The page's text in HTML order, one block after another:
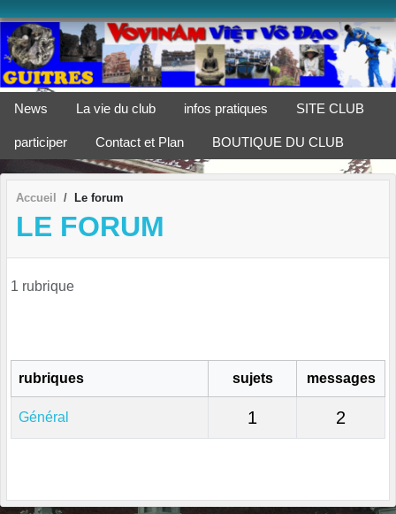
News La vie du club infos pratiques SITE CLUB
participer Contact et Plan BOUTIQUE DU CLUB
Accueil Le forum
LE FORUM
1 rubrique
rubriques sujets messages
Général 1 2